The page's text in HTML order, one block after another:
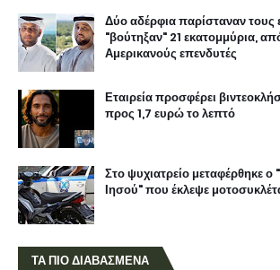
Δύο αδέρφια παρίσταναν τους
"βούτηξαν" 21 εκατομμύρια,
Αμερικανούς επενδυτές
Εταιρεία προσφέρει
προς 1,7 ευρώ το λεπτό
Στο ψυχιατρείο μεταφέρθηκε
Ιησού" που έκλεψε
ΤΑ ΠΙΟ ΔΙΑΒΑΣΜΕΝΑ